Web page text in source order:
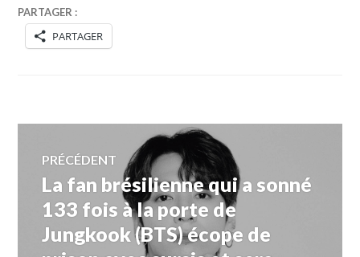
PARTAGER :
PARTAGER
Navigation
de
l’article
PRÉCÉDENT
Article
précédent :
La fan brésilienne qui a sonné
133 fois à la porte de
Jungkook (BTS) écope de